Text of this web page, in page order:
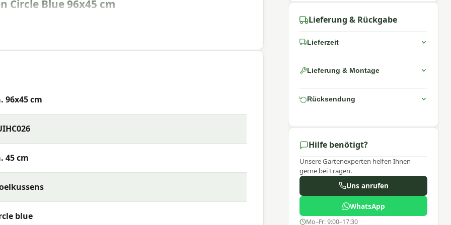
Circle Blue 96x45 cm
(falls abnehmbar) oder reinigen Sie den Stoff mit einem
96x45 cm
45 cm
blue
Lieferung & Rückgabe
Lieferzeit
Lieferung & Montage
Rücksendung
Hilfe benötigt?
Unsere Gartenexperten helfen Ihnen
gerne bei Fragen.
Uns anrufen
WhatsApp
Mo–Fr: 9:00–17:30